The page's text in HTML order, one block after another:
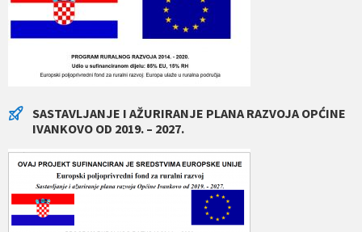
SASTAVLJANJE I AŽURIRANJE PLANA RAZVOJA OPĆINE
IVANKOVO OD 2019. – 2027.